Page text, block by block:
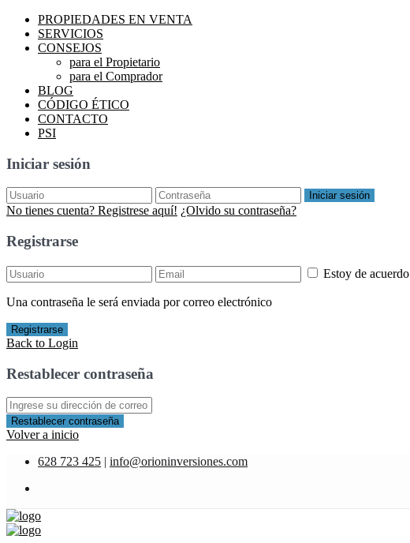
PROPIEDADES EN VENTA
SERVICIOS
CONSEJOS
para el Propietario
para el Comprador
BLOG
CÓDIGO ÉTICO
CONTACTO
PSI
Iniciar sesión
Iniciar sesión
No tienes cuenta? Registrese aquí! ¿Olvido su contraseña?
Registrarse
Estoy de acuerdo
Una contraseña le será enviada por correo electrónico
Registrarse
Back to Login
Restablecer contraseña
Restablecer contraseña
Volver a inicio
628 723 425 | info@orioninversiones.com